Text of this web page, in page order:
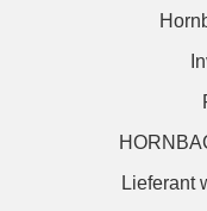
Lieferant